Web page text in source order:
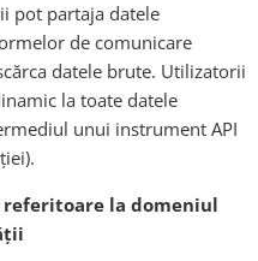
pot partaja datele
de comunicare
datele brute. Utilizatorii
la toate datele
unui instrument API
la domeniul